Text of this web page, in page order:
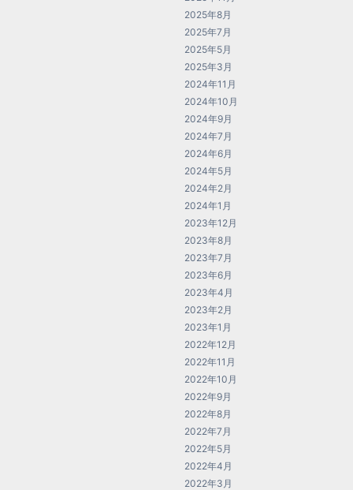
2025年8月
2025年7月
2025年5月
2025年3月
2024年11月
2024年10月
2024年9月
2024年7月
2024年6月
2024年5月
2024年2月
2024年1月
2023年12月
2023年8月
2023年7月
2023年6月
2023年4月
2023年2月
2023年1月
2022年12月
2022年11月
2022年10月
2022年9月
2022年8月
2022年7月
2022年5月
2022年4月
2022年3月